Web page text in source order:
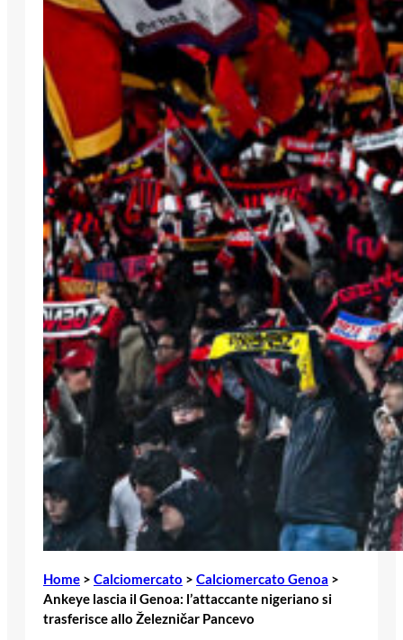
Home > Calciomercato > Calciomercato Genoa >
Ankeye lascia il Genoa: l’attaccante nigeriano si
trasferisce allo Železničar Pancevo